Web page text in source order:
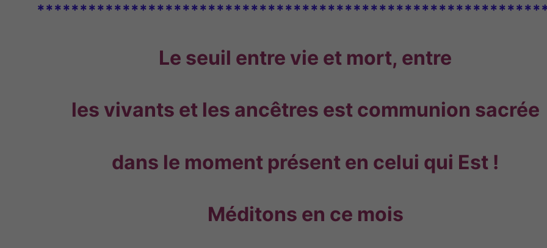
Le seuil entre vie et mort, entre
les vivants et les ancêtres est communion sacrée
dans le moment présent en celui qui Est !
Méditons en ce mois